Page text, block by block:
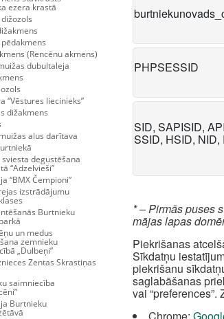
ezera krastā
(Rencēnu akmens)
dubultaleja
“Vēstures liecinieks”
dižakmens
alus darītava
sviesta degustēšana
“Adzelvieši”
“BMX Čempioni”
izstrādājumu
Burtnieku
un medus
zemnieku
„Dulbeņi”
Zentas Skrastiņas
saimniecība
Burtnieku
PHPSESSID
SID, SAPISID,
SSID, HSID, NID,
* – Pirmās puses
mājas lapas
Piekrišanas
Sīkdatņu
piekrišanu
saglabāšanas
vai